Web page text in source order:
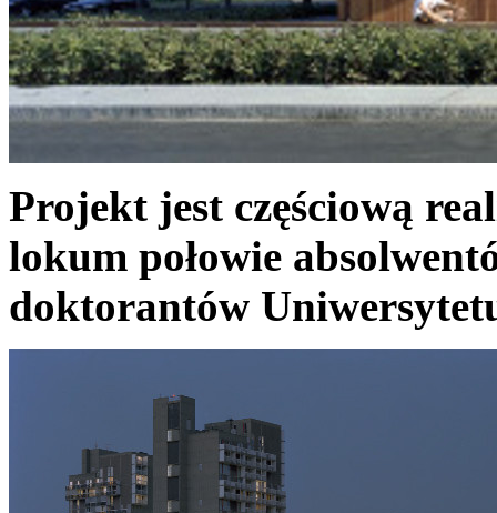
Projekt jest częściową
lokum połowie
doktorantów